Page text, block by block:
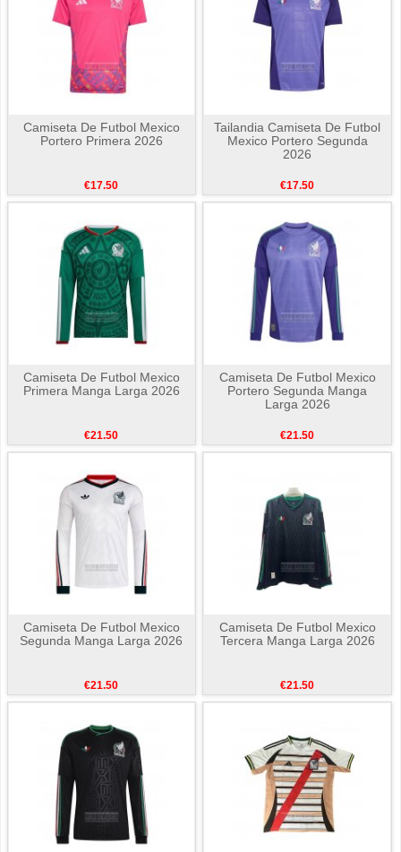
Camiseta De Futbol Mexico
Portero Primera 2026
€17.50
Tailandia Camiseta De Futbol
Mexico Portero Segunda
2026
€17.50
Camiseta De Futbol Mexico
Primera Manga Larga 2026
€21.50
Camiseta De Futbol Mexico
Portero Segunda Manga
Larga 2026
€21.50
Camiseta De Futbol Mexico
Segunda Manga Larga 2026
€21.50
Camiseta De Futbol Mexico
Tercera Manga Larga 2026
€21.50